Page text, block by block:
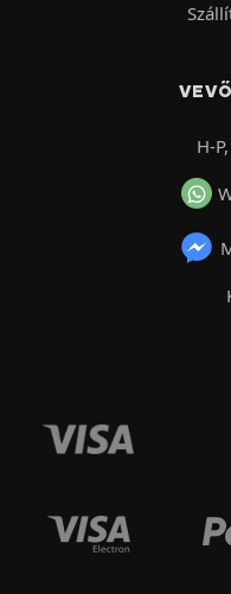
H-